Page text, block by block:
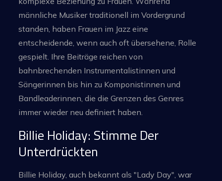
männliche Musiker traditionell im Vordergrund
standen, haben Frauen im Jazz eine
entscheidende, wenn auch oft übersehene, Rolle
gespielt. Ihre Beiträge reichen von
bahnbrechenden Instrumentalistinnen und
Sängerinnen bis hin zu Komponistinnen und
Bandleaderinnen, die die Grenzen des Genres
immer wieder neu definiert haben.
Billie Holiday: Stimme Der
Unterdrückten
Billie Holiday, auch bekannt als "Lady Day", war